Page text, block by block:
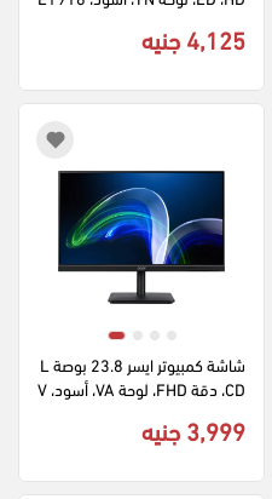
4,125 جنيه
شاشة كمبيوتر ايسر 23.8 بوصة L
CD، دقة FHD، لوحة VA، أسود، V
3,999 جنيه